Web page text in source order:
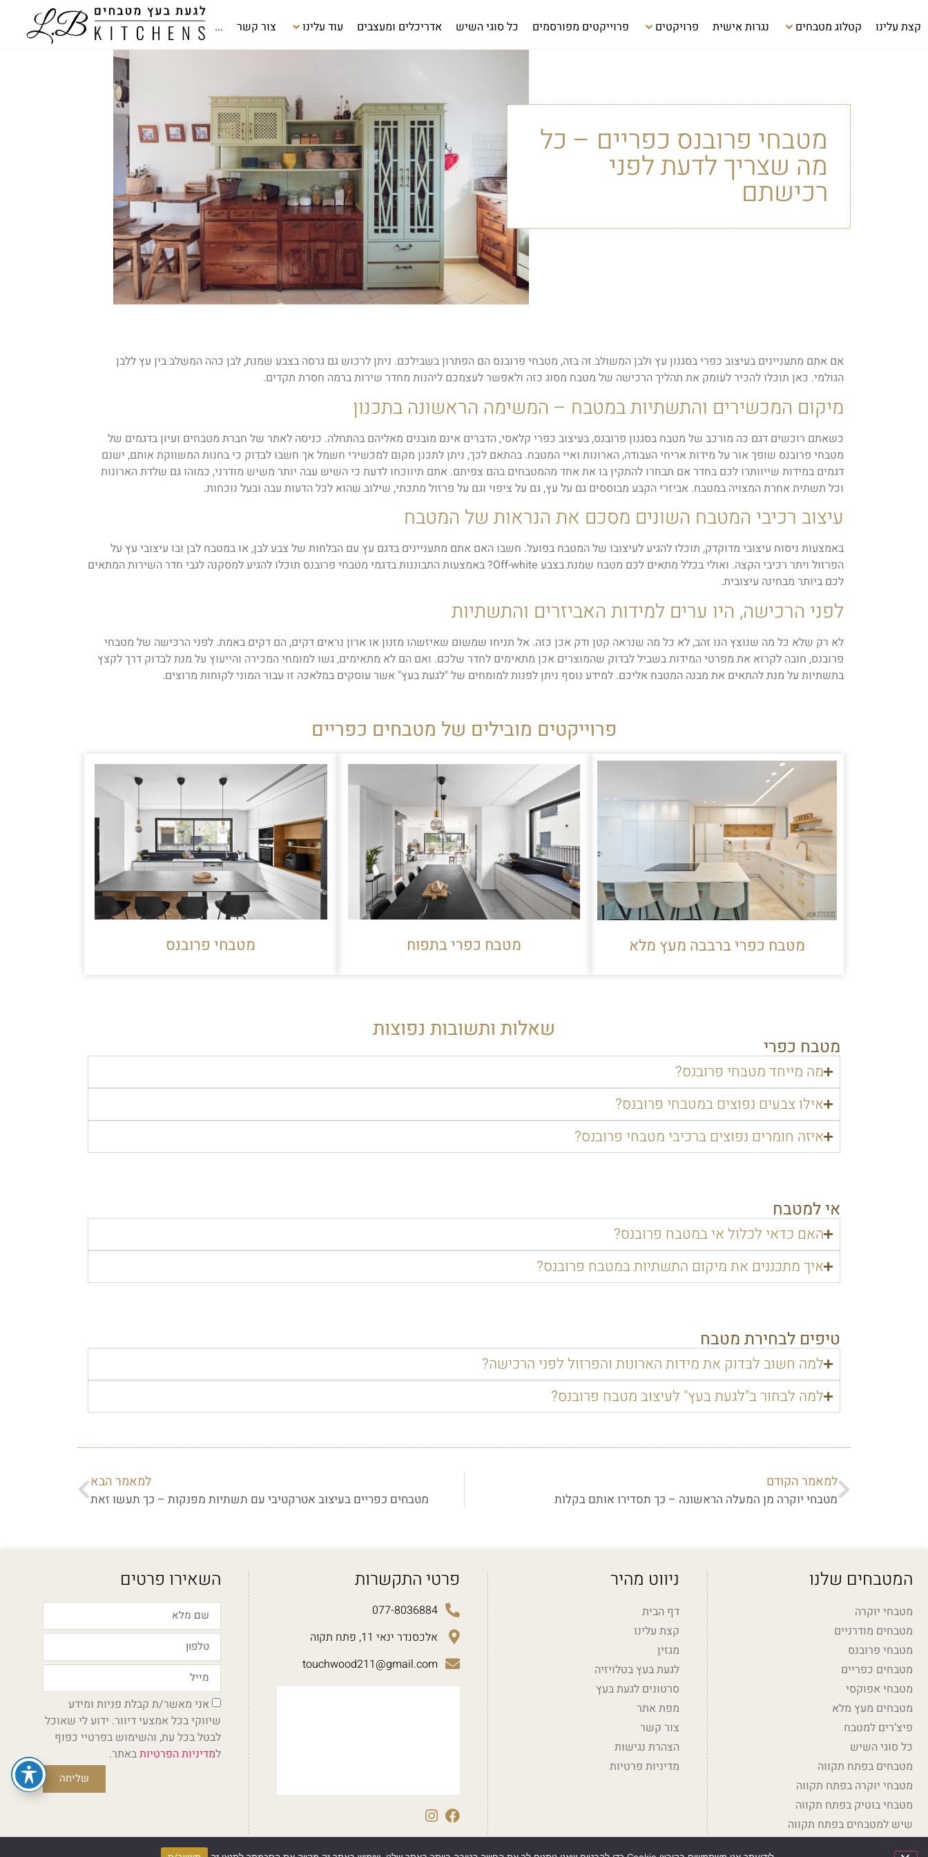
קצת עלינו קטלוג מטבחים נגרות אישית פרויקטים פרוייקטים מפורסמים כל סוגי השיש אדריכלים ומעצבים עוד עלינו צור קשר ...
מטבחי פרובנס כפריים – כל
מה שצריך לדעת לפני
רכישתם
אם אתם מתעניינים בעיצוב כפרי בסגנון עץ ולבן המשולב זה בזה, מטבחי פרובנס הם הפתרון בשבילכם. ניתן לרכוש גם גרסה בצבע שמנת, לבן כהה המשלב בין עץ ללבן
הגולמי. כאן תוכלו להכיר לעומק את תהליך הרכישה של מטבח מסוג כזה ולאפשר לעצמכם ליהנות מחדר שירות ברמה חסרת תקדים.
מיקום המכשירים והתשתיות במטבח – המשימה הראשונה בתכנון
כשאתם רוכשים דגם כה מורכב של מטבח בסגנון פרובנס, בעיצוב כפרי קלאסי, הדברים אינם מובנים מאליהם בהתחלה. כניסה לאתר של חברת מטבחים ועיון בדגמים של
מטבחי פרובנס שופך אור על מידות אריחי העבודה, הארונות ואיי המטבח. בהתאם לכך, ניתן לתכנן מקום למכשירי חשמל אך חשבו לבדוק כי בחנות המשווקת אותם, ישנם
דגמים במידות שייוותרו לכם בחדר אם תבחרו להתקין בו את אחד מהמטבחים בהם צפיתם. אתם תיווכחו לדעת כי השיש עבה יותר משיש מודרני, כמוהו גם שלדת הארונות
וכל תשתית אחרת המצויה במטבח. אביזרי הקבע מבוססים גם על עץ, גם על ציפוי וגם על פרזול מתכתי, שילוב שהוא לכל הדעות עבה ובעל נוכחות.
עיצוב רכיבי המטבח השונים מסכם את הנראות של המטבח
באמצעות ניסוח עיצובי מדוקדק, תוכלו להגיע לעיצובו של המטבח בפועל. חשבו האם אתם מתעניינים בדגם עץ עם הבלחות של צבע לבן, או במטבח לבן ובו עיצובי עץ על
הפרזול ויתר רכיבי הקצה. ואולי בכלל מתאים לכם מטבח שמנת בצבע Off-white? באמצעות התבוננות בדגמי מטבחי פרובנס תוכלו להגיע למסקנה לגבי חדר השירות המתאים
לכם ביותר מבחינה עיצובית.
לפני הרכישה, היו ערים למידות האביזרים והתשתיות
לא רק שלא כל מה שנוצץ הנו זהב, לא כל מה שנראה קטן ודק אכן כזה. אל תניחו שמשום שאיזשהו מזנון או ארון נראים דקים, הם דקים באמת. לפני הרכישה של מטבחי
פרובנס, חובה לקרוא את מפרטי המידות בשביל לבדוק שהמוצרים אכן מתאימים לחדר שלכם. ואם הם לא מתאימים, גשו למומחי המכירה והייעוץ על מנת לבדוק דרך לקצץ
בתשתיות על מנת להתאים את מבנה המטבח אליכם. למידע נוסף ניתן לפנות למומחים של "לגעת בעץ" אשר עוסקים במלאכה זו עבור המוני לקוחות מרוצים.
פרוייקטים מובילים של מטבחים כפריים
מטבח כפרי ברבבה מעץ מלא מטבח כפרי בתפוח מטבחי פרובנס
שאלות ותשובות נפוצות
מטבח כפרי
מה מייחד מטבחי פרובנס?
אילו צבעים נפוצים במטבחי פרובנס?
איזה חומרים נפוצים ברכיבי מטבחי פרובנס?
אי למטבח
האם כדאי לכלול אי במטבח פרובנס?
איך מתכננים את מיקום התשתיות במטבח פרובנס?
טיפים לבחירת מטבח
למה חשוב לבדוק את מידות הארונות והפרזול לפני הרכישה?
למה לבחור ב"לגעת בעץ" לעיצוב מטבח פרובנס?
למאמר הקודם
מטבחי יוקרה מן המעלה הראשונה – כך תסדירו אותם בקלות
למאמר הבא
מטבחים כפריים בעיצוב אטרקטיבי עם תשתיות מפנקות – כך תעשו זאת
המטבחים שלנו
מטבחי יוקרה
מטבחים מודרניים
מטבחי פרובנס
מטבחים כפריים
מטבחי אפוקסי
מטבחים מעץ מלא
פיצ’רים למטבח
כל סוגי השיש
מטבחים בפתח תקווה
מטבחי יוקרה בפתח תקווה
מטבחי בוטיק בפתח תקווה
שיש למטבחים בפתח תקווה
ניווט מהיר
דף הבית
קצת עלינו
מגזין
לגעת בעץ בטלויזיה
סרטונים לגעת בעץ
מפת אתר
צור קשר
הצהרת נגישות
מדיניות פרטיות
פרטי התקשרות
077-8036884
אלכסנדר ינאי 11, פתח תקוה
touchwood211@gmail.com
השאירו פרטים
אני מאשר/ת קבלת פניות ומידע
שיווקי בכל אמצעי דיוור. ידוע לי שאוכל
לבטל בכל עת, והשימוש בפרטיי כפוף
למדיניות הפרטיותבאתר.
שליחה